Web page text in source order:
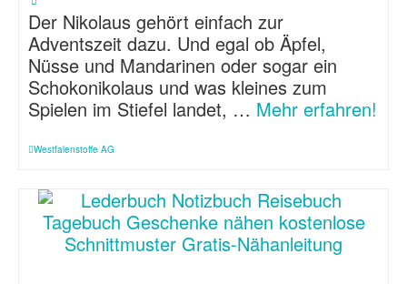
Der Nikolaus gehört einfach zur
Adventszeit dazu. Und egal ob Äpfel,
Nüsse und Mandarinen oder sogar ein
Schokonikolaus und was kleines zum
Spielen im Stiefel landet, … Mehr erfahren!
Westfalenstoffe AG